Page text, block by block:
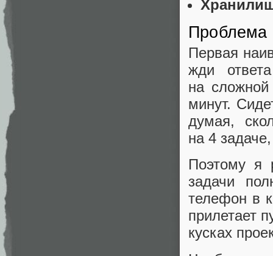
Проблема
Первая
жди
на сложной
минут.
думая,
на 4
Поэтому я
задачи
телефон в
прилетает
кусках